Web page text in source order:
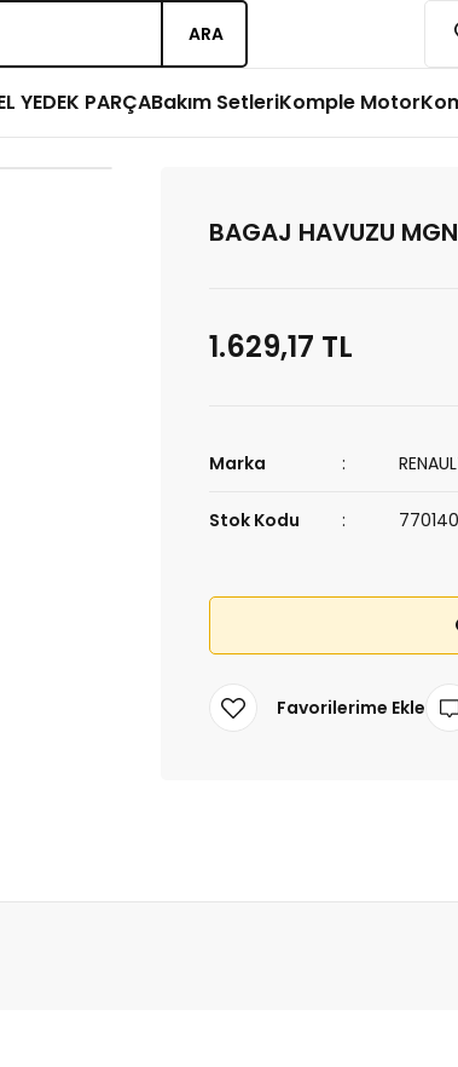
ARA
YEDEK PARÇABakım SetleriKomple Motor
BAGAJ HAVUZU MGN
1.629,17 TL
Marka
Stok Kodu